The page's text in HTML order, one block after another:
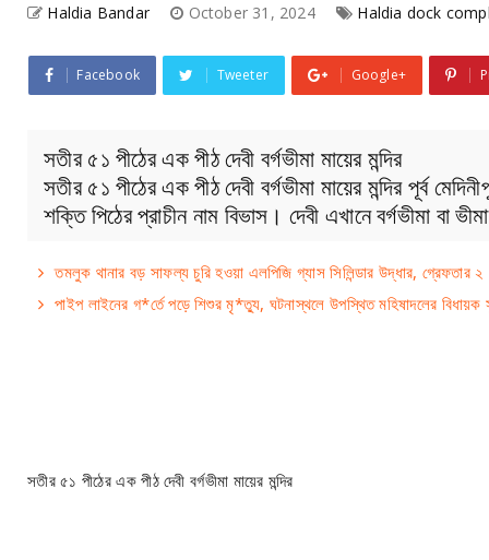
Haldia Bandar October 31, 2024 Haldia dock
Facebook Tweeter Google+
সতীর ৫১ পীঠের এক পীঠ দেবী বর্গভীমা মায়ের মন্দির
সতীর ৫১ পীঠের এক পীঠ দেবী বর্গভীমা মায়ের মন্দির পূর্ব
শক্তি পিঠের প্রাচীন নাম বিভাস। দেবী এখানে বর্গভীমা বা
তমলুক থানার বড় সাফল্য চুরি হওয়া এলপিজি গ্যাস সিলিন্ডার উদ্ধার, গ্রেফতার ২
পাইপ লাইনের গ*র্তে পড়ে শিশুর মৃ*ত্যু, ঘটনাস্থলে উপস্থিত মহিষাদলের বিধায়ক
সতীর ৫১ পীঠের এক পীঠ দেবী বর্গভীমা মায়ের মন্দির